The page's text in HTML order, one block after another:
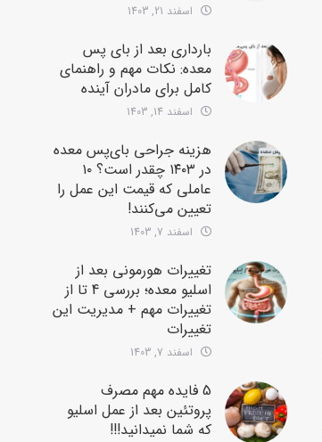
اسفند 21, 1403
بارداری بعد از بای پس
معده: نکات مهم و راهنمای
کامل برای مادران آینده
اسفند 14, 1403
هزینه جراحی بای‌پس معده
در ۱۴۰۳ چقدر است؟ ۱۰
عاملی که قیمت این عمل را
تعیین می‌کنند!
اسفند 7, 1403
تغییرات هورمونی بعد از
اسلیو معده؛ بررسی 4 تا از
تغییرات مهم + مدیریت این
تغییرات
اسفند 7, 1403
5 فایده مهم مصرف
پروتئین بعد از عمل اسلیو
که شما نمیدانید!!!